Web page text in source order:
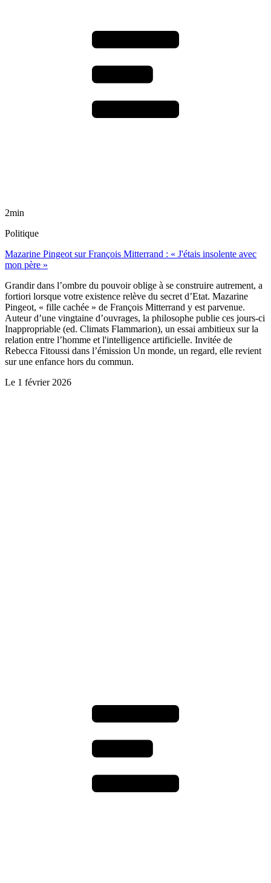
2min
Politique
Mazarine Pingeot sur François Mitterrand : « J'étais insolente avec
mon père »
Grandir dans l’ombre du pouvoir oblige à se construire autrement, a
fortiori lorsque votre existence relève du secret d’Etat. Mazarine
Pingeot, « fille cachée » de François Mitterrand y est parvenue.
Auteur d’une vingtaine d’ouvrages, la philosophe publie ces jours-ci
Inappropriable (ed. Climats Flammarion), un essai ambitieux sur la
relation entre l’homme et l'intelligence artificielle. Invitée de
Rebecca Fitoussi dans l’émission Un monde, un regard, elle revient
sur une enfance hors du commun.
Le 1 février 2026